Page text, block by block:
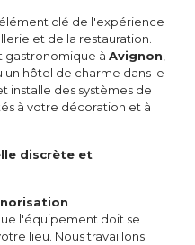
clé de l'expérience
et de la restauration.
gastronomique à Avignon
un hôtel de charme dans le
installe des systèmes de
à votre décoration et à
discrète et
l'équipement doit se
lieu. Nous travaillons